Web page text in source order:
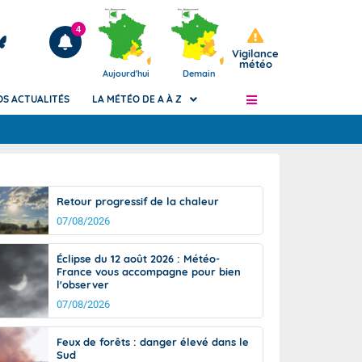
Articles
4
Aujourd'hui Demain
Vigilance
météo
de
Phénomènes dangereux de J+2 à J+7
Avertissement pluies intenses à l'échelle
des communes (Apic)
Bulletins Marine
Bulletins d'estimation du risque
d'avalanche
Météo des forêts
Vigicrues
ACTUALITÉS LA MÉTÉO DE A À Z
Retour progressif de la chaleur
07/08/2026
Éclipse du 12 août 2026 : Météo-
France vous accompagne pour bien
l'observer
07/08/2026
Feux de forêts : danger élevé dans le
Sud